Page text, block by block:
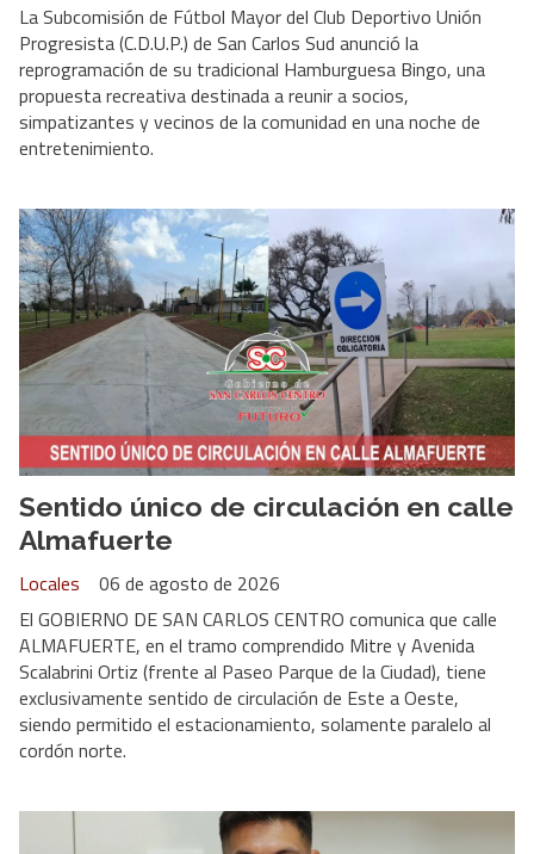
La Subcomisión de Fútbol Mayor del Club Deportivo Unión
Progresista (C.D.U.P.) de San Carlos Sud anunció la
reprogramación de su tradicional Hamburguesa Bingo, una
propuesta recreativa destinada a reunir a socios,
simpatizantes y vecinos de la comunidad en una noche de
entretenimiento.
Sentido único de circulación en calle
Almafuerte
Locales
06 de agosto de 2026
El GOBIERNO DE SAN CARLOS CENTRO comunica que calle
ALMAFUERTE, en el tramo comprendido Mitre y Avenida
Scalabrini Ortiz (frente al Paseo Parque de la Ciudad), tiene
exclusivamente sentido de circulación de Este a Oeste,
siendo permitido el estacionamiento, solamente paralelo al
cordón norte.